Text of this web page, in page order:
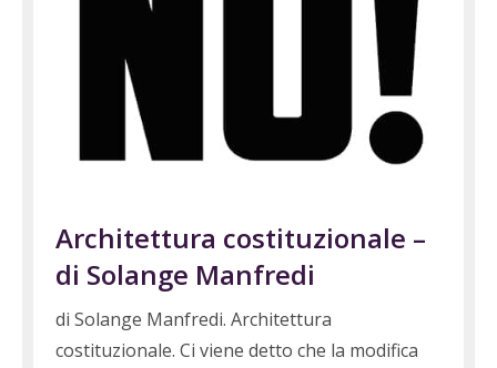
Architettura costituzionale –
di Solange Manfredi
di Solange Manfredi. Architettura
costituzionale. Ci viene detto che la modifica